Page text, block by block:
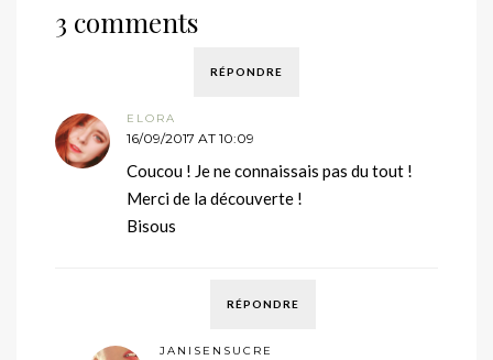
3 comments
RÉPONDRE
ELORA
16/09/2017 AT 10:09
Coucou ! Je ne connaissais pas du tout !
Merci de la découverte !
Bisous
RÉPONDRE
JANISENSUCRE